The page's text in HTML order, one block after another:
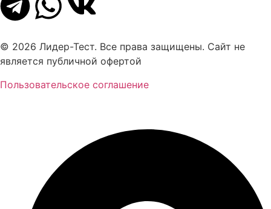
© 2026 Лидер-Тест. Все права защищены. Сайт не
является публичной офертой
Пользовательское соглашение